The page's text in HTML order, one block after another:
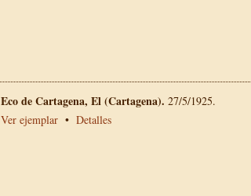
Eco de Cartagena, El (Cartagena). 27/5/1925.
Ver ejemplar • Detalles